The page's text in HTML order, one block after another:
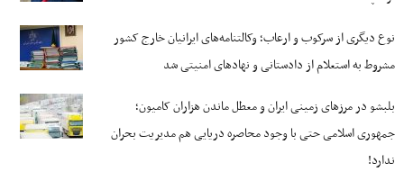
نوع دیگری از سرکوب و ارعاب؛ وکالتنامه‌های ایرانیان خارج کشور
مشروط به استعلام از دادستانی و نهادهای امنیتی شد
بلبشو در مرزهای زمینی ایران و معطل ماندن هزاران کامیون؛
جمهوری اسلامی حتی با وجود محاصره دریایی هم مدیریت بحران
ندارد!